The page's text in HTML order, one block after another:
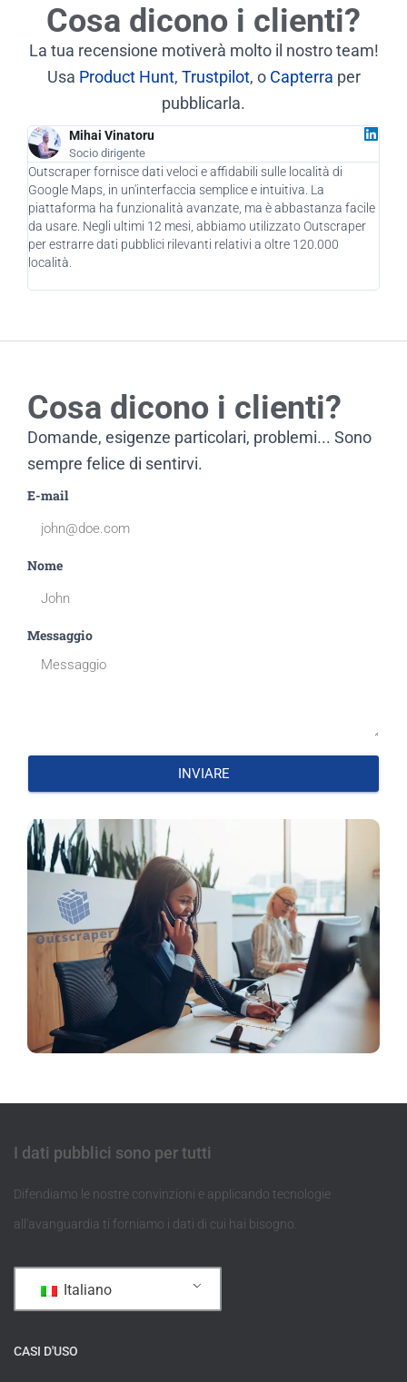
Cosa dicono i clienti?
La tua recensione motiverà molto il nostro team!
Usa Product Hunt, Trustpilot, o Capterra per
pubblicarla.
Mihai Vinatoru
Socio dirigente
Outscraper fornisce dati veloci e affidabili sulle località di
Google Maps, in un'interfaccia semplice e intuitiva. La
piattaforma ha funzionalità avanzate, ma è abbastanza facile
da usare. Negli ultimi 12 mesi, abbiamo utilizzato Outscraper
per estrarre dati pubblici rilevanti relativi a oltre 120.000
località.
Cosa dicono i clienti?
Domande, esigenze particolari, problemi... Sono
sempre felice di sentirvi.
E-mail
Nome
Messaggio
INVIARE
I dati pubblici sono per tutti
Difendiamo le nostre convinzioni e applicando tecnologie
all'avanguardia ti forniamo i dati di cui hai bisogno.
Italiano
CASI D'USO